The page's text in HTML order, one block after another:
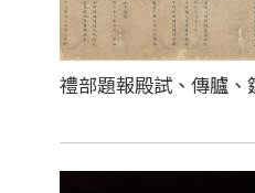
禮部題報殿試、傳臚、